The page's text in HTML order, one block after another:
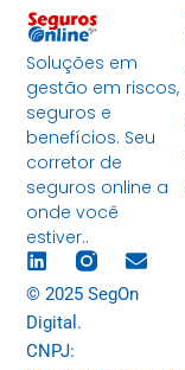
Soluções em
gestão em riscos,
seguros e
benefícios. Seu
corretor de
seguros online a
onde você
estiver..
© 2025 SegOn
Digital.
CNPJ: